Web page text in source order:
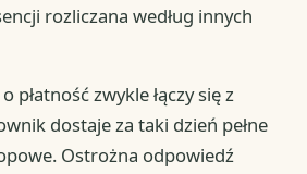
rozliczana według innych
płatność zwykle łączy się z
dostaje za taki dzień pełne
Ostrożna odpowiedź